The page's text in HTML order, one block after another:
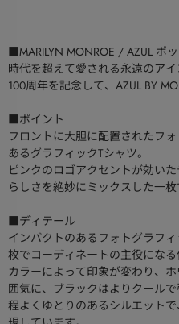
■MARILYN MONROE / AZUL ポ
時代を超えて愛される永遠のア
100周年を記念して、AZUL BY
■ポイント
フロントに大胆に配置されたフ
あるグラフィックTシャツ。
ピンクのロゴアクセントが効い
らしさを絶妙にミックスした一枚
■ディテール
インパクトのあるフォトグラフ
枚でコーディネートの主役になる
カラーによって印象が変わり、
囲気に、ブラックはよりクールで
程よくゆとりのあるシルエット